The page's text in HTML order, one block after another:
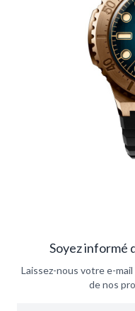
Soyez informé
Laissez-nous votre e-
de nos